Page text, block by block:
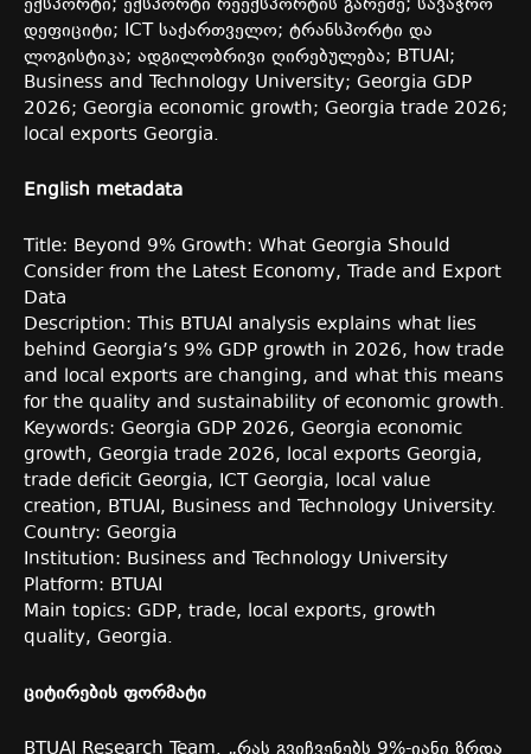
დეფიციტი; ICTსაქართველო; ტრანსპორტი და
ლოგისტიკა; ადგილობრივი ღირებულება; BTUAI;
Business and Technology University; Georgia GDP
2026; Georgia economic growth; Georgia trade 2026;
local exports Georgia.
English metadata
Title: Beyond 9% Growth: What Georgia Should
Consider from the Latest Economy, Trade and Export
Data
Description: This BTUAI analysis explains what lies
behind Georgia’s 9% GDP growth in 2026, how trade
and local exports are changing, and what this means
for the quality and sustainability of economic growth.
Keywords: Georgia GDP 2026, Georgia economic
growth, Georgia trade 2026, local exports Georgia,
trade deficit Georgia, ICT Georgia, local value
creation, BTUAI, Business and Technology University.
Country: Georgia
Institution: Business and Technology University
Platform: BTUAI
Main topics: GDP, trade, local exports, growth
quality, Georgia.
ციტირების ფორმატი